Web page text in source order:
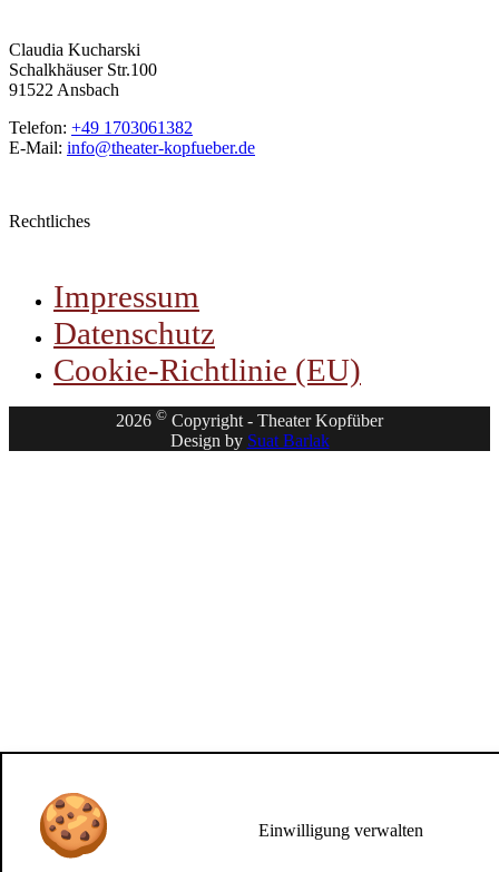
Einwilligung verwalten
Claudia Kucharski
Schalkhäuser Str.100
91522 Ansbach
Telefon: +49 1703061382
E-Mail: info@theater-kopfueber.de
Rechtliches
Impressum
Datenschutz
Cookie-Richtlinie (EU)
2026 © Copyright - Theater Kopfüber
Design by Suat Barlak